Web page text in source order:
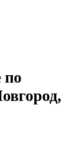
по